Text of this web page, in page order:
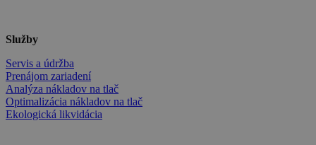
Služby
Servis a údržba
Prenájom zariadení
Analýza nákladov na tlač
Optimalizácia nákladov na tlač
Ekologická likvidácia